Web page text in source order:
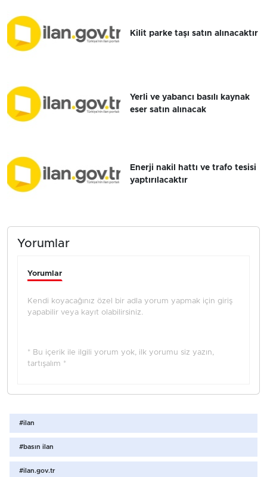
Kilit parke taşı satın alınacaktır
Yerli ve yabancı basılı kaynak
eser satın alınacak
Enerji nakil hattı ve trafo tesisi
yaptırılacaktır
Yorumlar
Yorumlar
Kendi koyacağınız özel bir adla yorum yapmak için giriş
yapabilir veya kayıt olabilirsiniz.
* Bu içerik ile ilgili yorum yok, ilk yorumu siz yazın,
tartışalım *
#ilan
#basın ilan
#ilan.gov.tr